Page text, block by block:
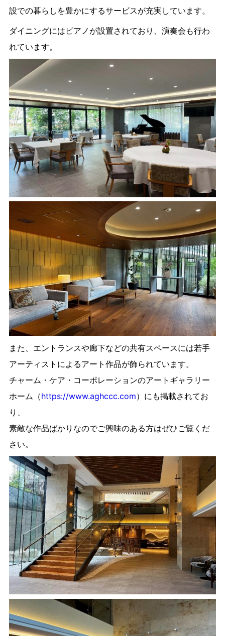
設での暮らしを豊かにするサービスが充実しています。
ダイニングにはピアノが設置されており、演奏会も行わ
れています。
また、エントランスや廊下などの共有スペースには若手
アーティストによるアート作品が飾られています。
チャーム・ケア・コーポレーションのアートギャラリー
ホーム（https://www.aghccc.com）にも掲載されてお
り、
素敵な作品ばかりなのでご興味のある方はぜひご覧くだ
さい。